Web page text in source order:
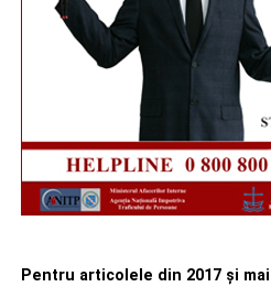
Pentru articolele din 2017 şi